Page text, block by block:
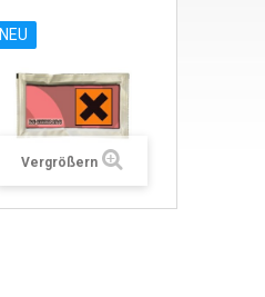
NEU
Vergrößern